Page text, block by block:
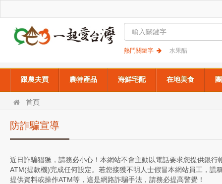
熱門關鍵字 水果醋
跟農夫買 農特產品 海鮮宅配 在地美食
首頁
防詐騙宣導
近日詐騙猖獗，請務必小心！本網站不會主動以電話要求您提供銀行
ATM(提款機)完成任何設定。若您接獲不明人士假冒本網站員工，謊
提供資料或操作ATM等，這是網路詐騙手法，請務必提高警覺！